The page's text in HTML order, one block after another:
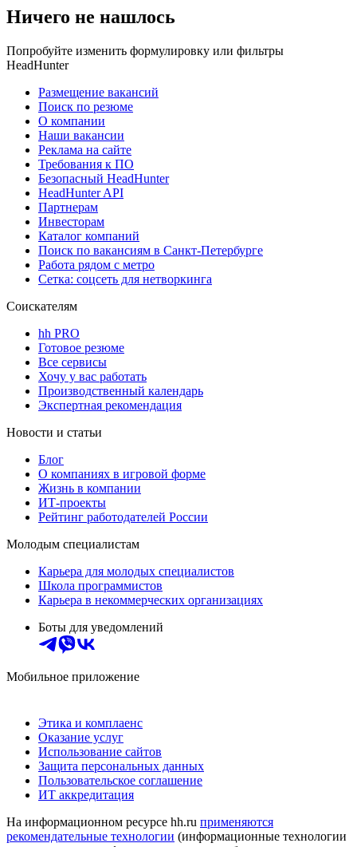
Ничего не нашлось
Попробуйте изменить формулировку или фильтры
HeadHunter
Размещение вакансий
Поиск по резюме
О компании
Наши вакансии
Реклама на сайте
Требования к ПО
Безопасный HeadHunter
HeadHunter API
Партнерам
Инвесторам
Каталог компаний
Поиск по вакансиям в Санкт-Петербурге
Работа рядом с метро
Сетка: соцсеть для нетворкинга
Соискателям
hh PRO
Готовое резюме
Все сервисы
Хочу у вас работать
Производственный календарь
Экспертная рекомендация
Новости и статьи
Блог
О компаниях в игровой форме
Жизнь в компании
ИТ-проекты
Рейтинг работодателей России
Молодым специалистам
Карьера для молодых специалистов
Школа программистов
Карьера в некоммерческих организациях
Боты для уведомлений
Мобильное приложение
Этика и комплаенс
Оказание услуг
Использование сайтов
Защита персональных данных
Пользовательское соглашение
ИТ аккредитация
На информационном ресурсе hh.ru применяются
рекомендательные технологии (информационные технологии